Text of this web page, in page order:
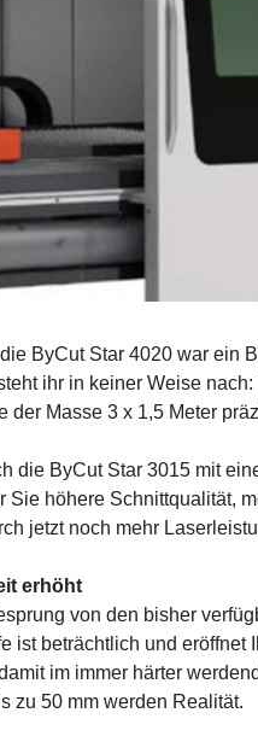
ByCut Star 4020 war ein
ihr in keiner Weise
der Masse 3 x 1,5 Meter
die ByCut Star 3015 mit
Sie höhere Schnittqualität,
jetzt noch mehr
erhöht
von den bisher
ist beträchtlich und
im immer härter
zu 50 mm werden Realität.